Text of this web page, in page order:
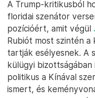
keleti részén.
A republikánus
várhatóan elfogadná
posztra, de szóba
nemzetbiztonsági
meleg
Államoknak.